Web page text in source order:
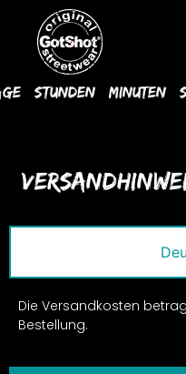
Stunden Minuten
Die Versandkosten
Bestellung.